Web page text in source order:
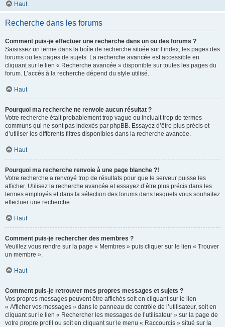
Haut
Recherche dans les forums
Comment puis-je effectuer une recherche dans un ou des forums ?
Saisissez un terme dans la boîte de recherche située sur l’index, les pages des
forums ou les pages de sujets. La recherche avancée est accessible en
cliquant sur le lien « Recherche avancée » disponible sur toutes les pages du
forum. L’accès à la recherche dépend du style utilisé.
Haut
Pourquoi ma recherche ne renvoie aucun résultat ?
Votre recherche était probablement trop vague ou incluait trop de termes
communs qui ne sont pas indexés par phpBB. Essayez d’être plus précis et
d’utiliser les différents filtres disponibles dans la recherche avancée.
Haut
Pourquoi ma recherche renvoie à une page blanche ?!
Votre recherche a renvoyé trop de résultats pour que le serveur puisse les
afficher. Utilisez la recherche avancée et essayez d’être plus précis dans les
termes employés et dans la sélection des forums dans lesquels vous souhaitez
effectuer une recherche.
Haut
Comment puis-je rechercher des membres ?
Veuillez vous rendre sur la page « Membres » puis cliquer sur le lien « Trouver
un membre ».
Haut
Comment puis-je retrouver mes propres messages et sujets ?
Vos propres messages peuvent être affichés soit en cliquant sur le lien
« Afficher vos messages » dans le panneau de contrôle de l’utilisateur, soit en
cliquant sur le lien « Rechercher les messages de l’utilisateur » sur la page de
votre propre profil ou soit en cliquant sur le menu « Raccourcis » situé sur la